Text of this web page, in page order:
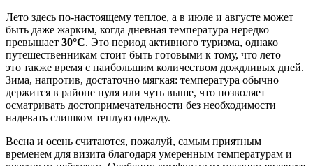
Лето здесь по-настоящему теплое, а в июле и августе может
быть даже жарким, когда дневная температура нередко
превышает 30°C. Это период активного туризма, однако
путешественникам стоит быть готовыми к тому, что лето —
это также время с наибольшим количеством дождливых дней.
Зима, напротив, достаточно мягкая: температура обычно
держится в районе нуля или чуть выше, что позволяет
осматривать достопримечательности без необходимости
надевать слишком теплую одежду.
Весна и осень считаются, пожалуй, самым приятным
временем для визита благодаря умеренным температурам и